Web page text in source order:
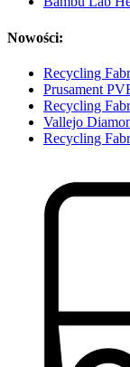
Nowości:
Recycling
Prusament
Recycling
Vallejo
Recycling